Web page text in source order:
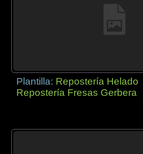
Plantilla: Repostería Helado
Repostería Fresas Gerbera